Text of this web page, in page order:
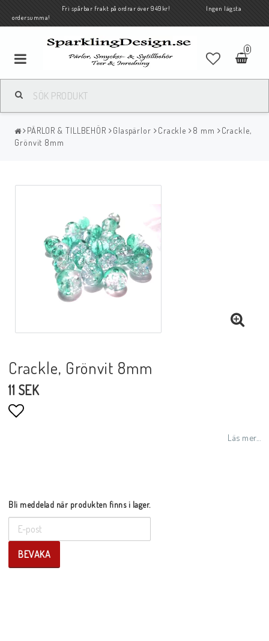
Fri spårbar frakt på ordrar över 949kr! Ingen lägsta
ordersumma!
0
PÄRLOR & TILLBEHÖR Glaspärlor Crackle 8 mm
Crackle,
Grönvit 8mm
Crackle, Grönvit 8mm
11 SEK
Läs mer...
Bli meddelad när produkten finns i lager.
BEVAKA